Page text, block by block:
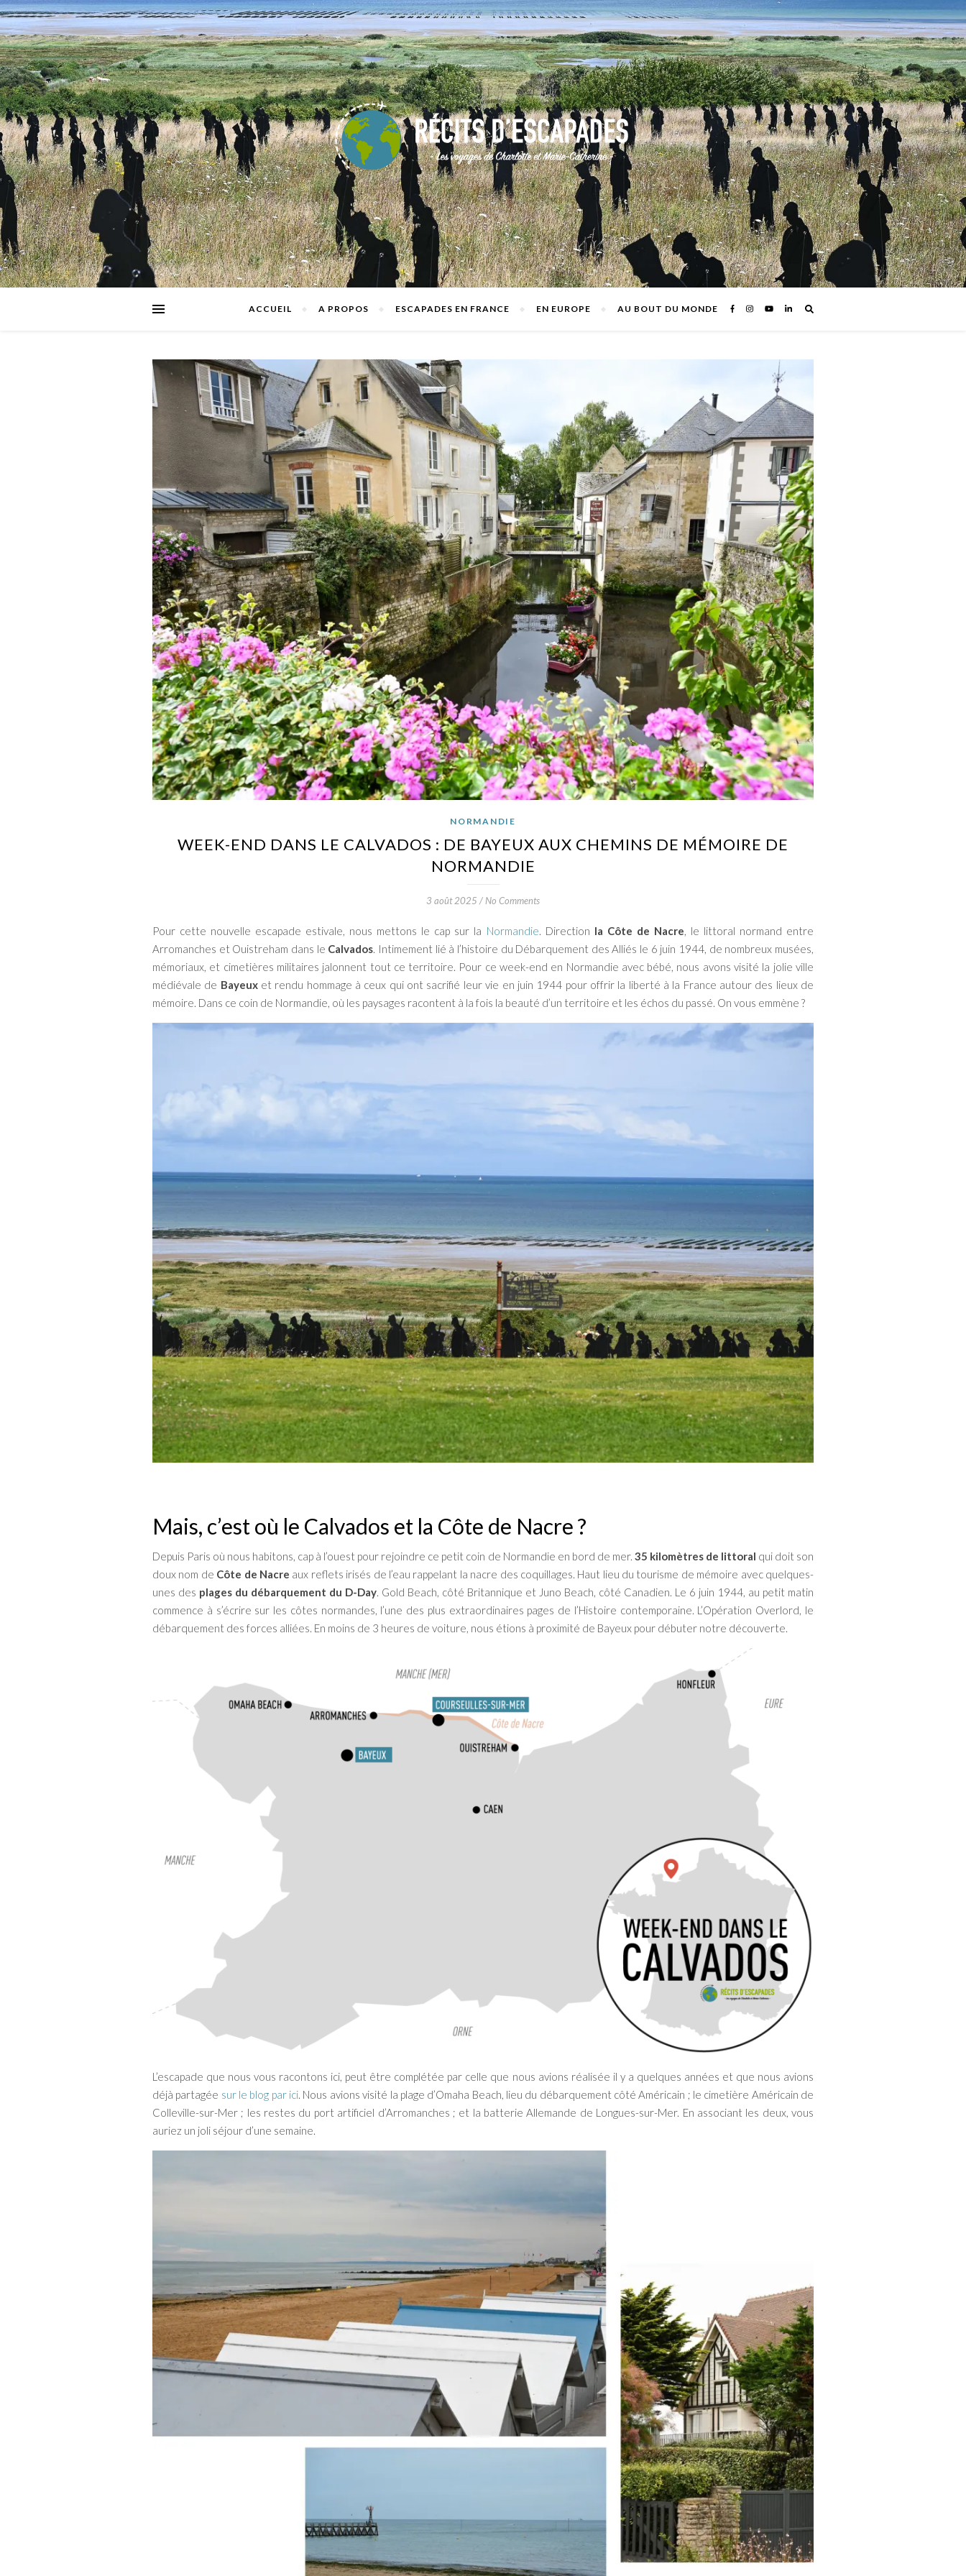
ACCUEIL A PROPOS ESCAPADES EN FRANCE EN EUROPE AU BOUT DU MONDE
NORMANDIE
WEEK-END DANS LE CALVADOS : DE BAYEUX AUX CHEMINS DE MÉMOIRE DE
NORMANDIE
3 août 2025 / No Comments
Pour cette nouvelle escapade estivale, nous mettons le cap sur la Normandie. Direction la Côte de Nacre, le littoral normand entre
Arromanches et Ouistreham dans le Calvados. Intimement lié à l’histoire du Débarquement des Alliés le 6 juin 1944, de nombreux musées,
mémoriaux, et cimetières militaires jalonnent tout ce territoire. Pour ce week-end en Normandie avec bébé, nous avons visité la jolie ville
médiévale de Bayeuxet rendu hommage à ceux qui ont sacrifié leur vie en juin 1944 pour offrir la liberté à la France autour des lieux de
mémoire. Dans ce coin de Normandie, où les paysages racontent à la fois la beauté d’un territoire et les échos du passé. On vous emmène ?
Mais, c’est où le Calvados et la Côte de Nacre ?
Depuis Paris où nous habitons, cap à l’ouest pour rejoindre ce petit coin de Normandie en bord de mer. 35 kilomètres de littoral qui doit son
doux nom de Côte de Nacre aux reflets irisés de l’eau rappelant la nacre des coquillages. Haut lieu du tourisme de mémoire avec quelques-
unes des plages du débarquement du D-Day. Gold Beach, côté Britannique et Juno Beach, côté Canadien. Le 6 juin 1944, au petit matin
commence à s’écrire sur les côtes normandes, l’une des plus extraordinaires pages de l’Histoire contemporaine. L’Opération Overlord, le
débarquement des forces alliées. En moins de 3 heures de voiture, nous étions à proximité de Bayeux pour débuter notre découverte.
L’escapade que nous vous racontons ici, peut être complétée par celle que nous avions réalisée il y a quelques années et que nous avions
déjà partagée sur le blog par ici. Nous avions visité la plage d’Omaha Beach, lieu du débarquement côté Américain ; le cimetière Américain de
Colleville-sur-Mer ; les restes du port artificiel d’Arromanches ; et la batterie Allemande de Longues-sur-Mer. En associant les deux, vous
auriez un joli séjour d’une semaine.